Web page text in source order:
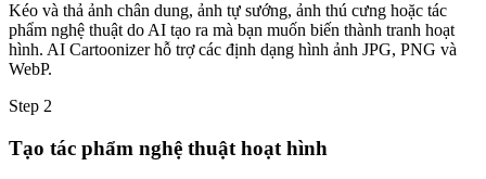
Kéo và thả ảnh chân dung, ảnh tự sướng, ảnh thú cưng hoặc tác
phẩm nghệ thuật do AI tạo ra mà bạn muốn biến thành tranh hoạt
hình. AI Cartoonizer hỗ trợ các định dạng hình ảnh JPG, PNG và
WebP.
Step 2
Tạo tác phẩm nghệ thuật hoạt hình